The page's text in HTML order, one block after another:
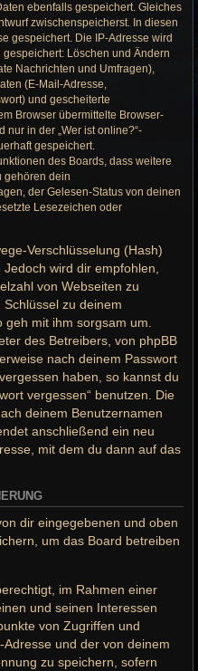
ebenfalls gespeichert. Gleiches
zwischenspeicherst. In diesen
gespeichert. Die IP-Adresse wird
Löschen und Ändern
Nachrichten und Umfragen),
(E-Mail-Adresse,
und gescheiterte
Browser übermittelte Browser-
nur in der „Wer ist online?“-
gespeichert.
des Boards, dass weitere
gehören dein
der Gelesen-Status von deinen
Lesezeichen oder
Verschlüsselung (Hash)
wird dir empfohlen,
von Webseiten zu
zu deinem
mit ihm sorgsam um.
des Betreibers, von phpBB
nach deinem Passwort
haben, so kannst du
vergessen“ benutzen. Die
deinem Benutzernamen
anschließend ein neu
mit dem du dann auf das
dir eingegebenen und oben
um das Board betreiben
im Rahmen einer
und seinen Interessen
von Zugriffen und
und der von deinem
zu speichern, sofern